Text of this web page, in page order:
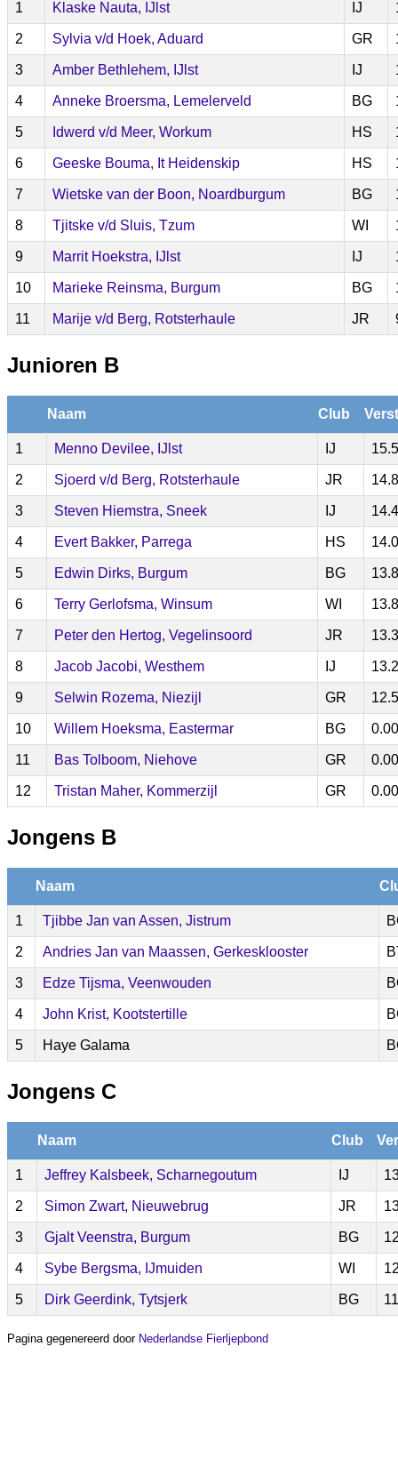
1 Klaske Nauta, IJlst IJ
2 Sylvia v/d Hoek, Aduard GR
3 Amber Bethlehem, IJlst IJ
4 Anneke Broersma, Lemelerveld BG
5 Idwerd v/d Meer, Workum HS
6 Geeske Bouma, It Heidenskip HS
7 Wietske van der Boon, Noardburgum BG
8 Tjitske v/d Sluis, Tzum WI
9 Marrit Hoekstra, IJlst IJ
10 Marieke Reinsma, Burgum BG
11 Marije v/d Berg, Rotsterhaule JR
Junioren B
Naam Club
1 Menno Devilee, IJlst IJ
2 Sjoerd v/d Berg, Rotsterhaule JR
3 Steven Hiemstra, Sneek IJ
4 Evert Bakker, Parrega HS
5 Edwin Dirks, Burgum BG
6 Terry Gerlofsma, Winsum WI
7 Peter den Hertog, Vegelinsoord JR
8 Jacob Jacobi, Westhem IJ
9 Selwin Rozema, Niezijl GR
10 Willem Hoeksma, Eastermar BG 0.00
11 Bas Tolboom, Niehove GR 0.00
12 Tristan Maher, Kommerzijl GR 0.00
Jongens B
Naam
1 Tjibbe Jan van Assen, Jistrum
2 Andries Jan van Maassen, Gerkesklooster
3 Edze Tijsma, Veenwouden
4 John Krist, Kootstertille
5 Haye Galama
Jongens C
Naam Club
1 Jeffrey Kalsbeek, Scharnegoutum IJ
2 Simon Zwart, Nieuwebrug JR
3 Gjalt Veenstra, Burgum BG
4 Sybe Bergsma, IJmuiden WI
5 Dirk Geerdink, Tytsjerk BG
Pagina gegenereerd door Nederlandse Fierljepbond